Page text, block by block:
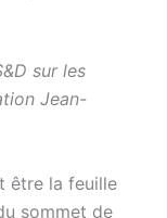
sur les
Jean-
être la feuille
sommet de